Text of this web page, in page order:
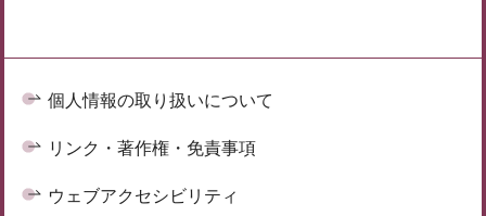
個人情報の取り扱いについて
リンク・著作権・免責事項
ウェブアクセシビリティ